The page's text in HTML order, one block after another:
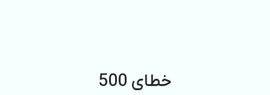
خطای 500